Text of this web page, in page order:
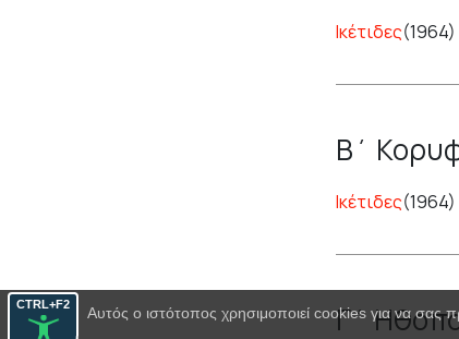
CTRL+F2
Ικέτιδες(1964)
Β΄
Ικέτιδες(1964)
Γ΄
Αυτός ο ιστότοπος χρησιμοποιεί cookies για να